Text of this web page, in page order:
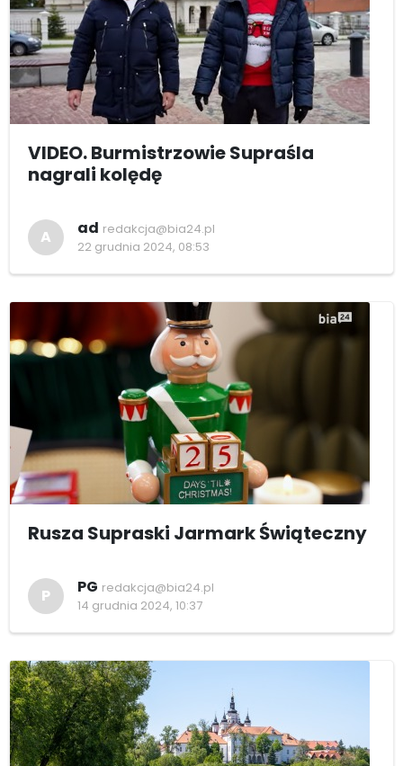
VIDEO. Burmistrzowie Supraśla
nagrali kolędę
A ad redakcja@bia24.pl
22 grudnia 2024, 08:53
Rusza Supraski Jarmark Świąteczny
P PG redakcja@bia24.pl
14 grudnia 2024, 10:37